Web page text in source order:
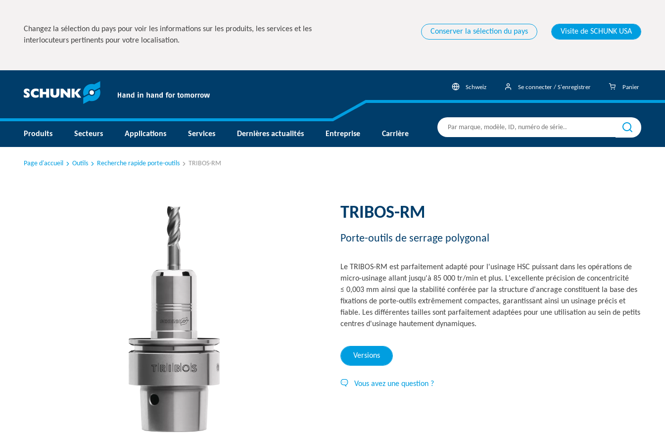
Changez la sélection du pays pour voir les informations sur les produits, les services et les
interlocuteurs pertinents pour votre localisation.
Conserver la sélection du pays Visite de SCHUNK USA
Schweiz Se connecter / S'enregistrer Panier
Produits Secteurs Applications Services Dernières actualités Entreprise Carrière
Page d'accueil Outils Recherche rapide porte-outils TRIBOS-RM
TRIBOS-RM
Porte-outils de serrage polygonal
Le TRIBOS-RM est parfaitement adapté pour l'usinage HSC puissant dans les opérations de
micro-usinage allant jusqu'à 85 000 tr/min et plus. L'excellente précision de concentricité
≤ 0,003 mm ainsi que la stabilité conférée par la structure d'ancrage constituent la base des
fixations de porte-outils extrêmement compactes, garantissant ainsi un usinage précis et
fiable. Les différentes tailles sont parfaitement adaptées pour une utilisation au sein de petits
centres d'usinage hautement dynamiques.
Versions
Vous avez une question ?